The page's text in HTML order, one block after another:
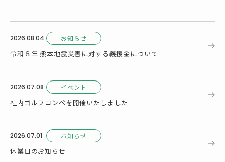
2026.08.04 お知らせ
令和８年 熊本地震災害に対する義援金について
2026.07.08 イベント
社内ゴルフコンペを開催いたしました
2026.07.01 お知らせ
休業日のお知らせ